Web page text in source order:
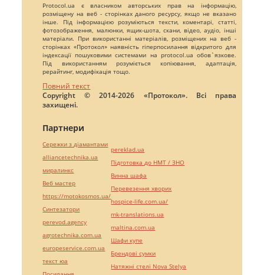
Protocol.ua є власником авторських прав на інформацію,
розміщену на веб - сторінках даного ресурсу, якщо не вказано
інше. Під інформацією розуміються тексти, коментарі, статті,
фотозображення, малюнки, ящик-шота, скани, відео, аудіо, інші
матеріали. При використанні матеріалів, розміщених на веб -
сторінках «Протокол» наявність гіперпосилання відкритого для
індексації пошуковими системами на protocol.ua обов`язкове.
Під використанням розуміється копіювання, адаптація,
рерайтинг, модифікація тощо.
Повний текст
Copyright © 2014-2026 «Протокол». Всі права
захищені.
Партнери
Сережки з діамантами
alliancetechnika.ua
миралинкс
Веб мастер
https://motokosmos.ua/
Синтезатори
perevod.agency
agrotechnika.com.ua
europeservice.com.ua
текст юа
pereklad.ua
Підготовка до НМТ / ЗНО
Винна шафа
Перевезення хворих
hospice-life.com.ua/
mk-translations.ua
maltina.com.ua
Шафи купе
Брендові сумки
Натяжні стелі Nova Stelya